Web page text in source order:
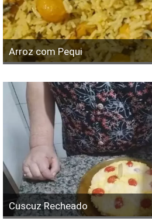
Arroz com Pequi
Cuscuz Recheado